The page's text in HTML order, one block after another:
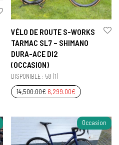
VÉLO DE ROUTE S-WORKS
TARMAC SL7 – SHIMANO
DURA-ACE DI2
(OCCASION)
DISPONIBLE : 58 (1)
14,500.00€ 6,299.00€
Occasion